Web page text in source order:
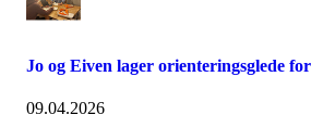
Jo og Eiven lager orienteringsglede
09.04.2026